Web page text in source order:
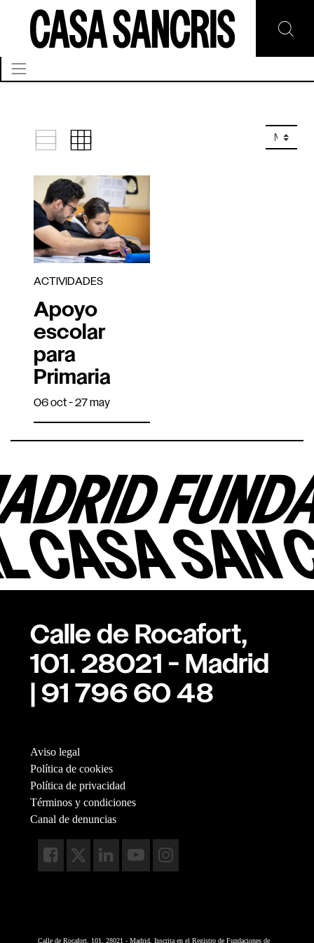
ACTIVIDADES
Apoyo
escolar
para
Primaria
06 oct - 27 may
Calle de Rocafort,
101. 28021 - Madrid
| 91 796 60 48
Aviso legal
Política de cookies
Política de privacidad
Términos y condiciones
Canal de denuncias
Calle de Rocafort, 101. 28021 - Madrid. Inscrita en el Registro de Fundaciones de